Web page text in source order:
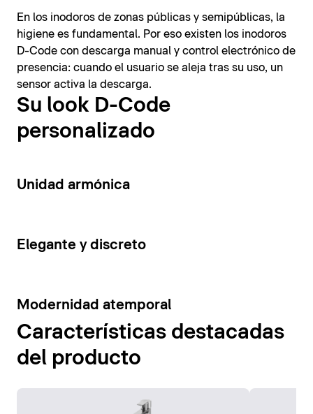
En los inodoros de zonas públicas y semipúblicas, la
higiene es fundamental. Por eso existen los inodoros
D-Code con descarga manual y control electrónico de
presencia: cuando el usuario se aleja tras su uso, un
sensor activa la descarga.
Su look D-Code
personalizado
14
Unidad armónica
15
Elegante y discreto
10
Modernidad atemporal
Características destacadas
del producto